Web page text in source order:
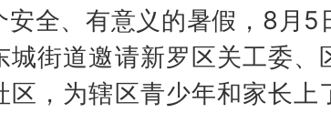
安全、有意义的暑假，8月5
城街道邀请新罗区关工委、
区，为辖区青少年和家长上